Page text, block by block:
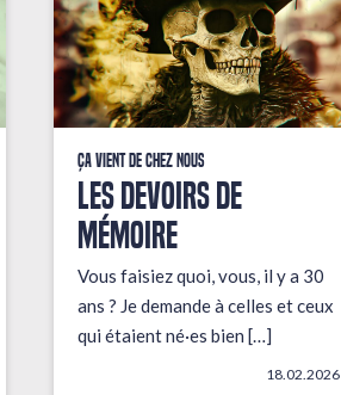
Ça vient de chez nous
LES DEVOIRS DE
MÉMOIRE
Vous faisiez quoi, vous, il y a 30
ans ? Je demande à celles et ceux
qui étaient né·es bien […]
18.02.2026